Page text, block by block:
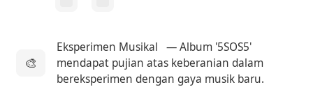
🎨
Eksperimen Musikal
— Album '5SOS5'
mendapat pujian atas keberanian dalam
bereksperimen dengan gaya musik baru.